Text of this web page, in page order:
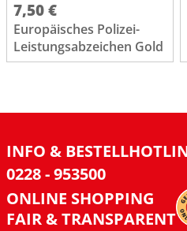
7,50 €
Europäisches Polizei-
Leistungsabzeichen Gold
INFO &
0228 - 953500
ONLINE SHOPPING
FAIR & TRANSPARENT